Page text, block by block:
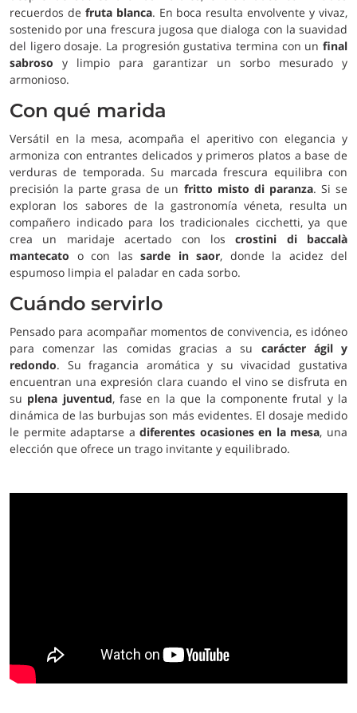
recuerdos de fruta blanca. En boca resulta envolvente y vivaz,
sostenido por una frescura jugosa que dialoga con la suavidad
del ligero dosaje. La progresión gustativa termina con un final
sabroso y limpio para garantizar un sorbo mesurado y
armonioso.
Con qué marida
Versátil en la mesa, acompaña el aperitivo con elegancia y
armoniza con entrantes delicados y primeros platos a base de
verduras de temporada. Su marcada frescura equilibra con
precisión la parte grasa de un fritto misto di paranza. Si se
exploran los sabores de la gastronomía véneta, resulta un
compañero indicado para los tradicionales cicchetti, ya que
crea un maridaje acertado con loscrostini di baccalà
mantecato o con las sarde in saor, donde la acidez del
espumoso limpia el paladar en cada sorbo.
Cuándo servirlo
Pensado para acompañar momentos de convivencia, es idóneo
para comenzar las comidas gracias a su carácter ágil y
redondo. Su fragancia aromática y su vivacidad gustativa
encuentran una expresión clara cuando el vino se disfruta en
su plena juventud, fase en la que la componente frutal y la
dinámica de las burbujas son más evidentes. El dosaje medido
le permite adaptarse adiferentes ocasiones en la mesa, una
elección que ofrece un trago invitante y equilibrado.